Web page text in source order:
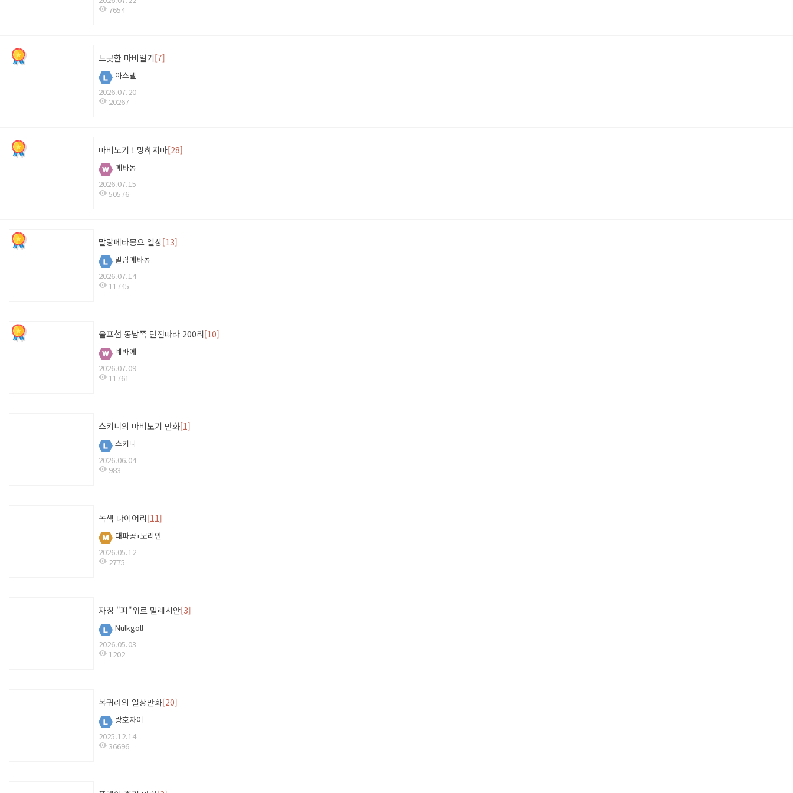
7654
느긋한 마비일기[7]
아스델
2026.07.20
20267
마비노기 ! 망하지마[28]
메타몽
2026.07.15
50576
말랑메타몽으 일상[13]
말랑메타몽
2026.07.14
11745
울프섭 동남쪽 던전따라 200리[10]
네바에
2026.07.09
11761
스키니의 마비노기 만화[1]
스키니
2026.06.04
983
녹색 다이어리[11]
대파공+모리안
2026.05.12
2775
자칭 "퍼"워르 밀레시안[3]
Nulkgoll
2026.05.03
1202
복귀러의 일상만화[20]
랑호자이
2025.12.14
36696